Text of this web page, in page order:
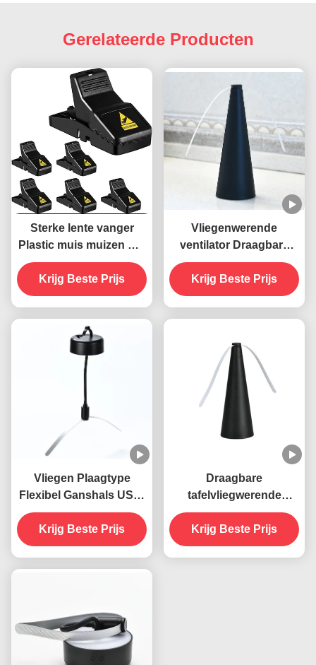
Gerelateerde Producten
Sterke lente vanger
Plastic muis muizen Rat
Snap Trap
Krijg Beste Prijs
Vliegenwerende
ventilator Draagbare
tafel Vliegen
weghouden met zachte
messen ABS PET
Krijg Beste Prijs
Vliegen Plaagtype
Flexibel Ganshals USB-
aangedreven Hangende
Vliegenvallen
Insectenwerende
Krijg Beste Prijs
Draagbare
tafelvliegwerende
ventilator met zachte
messen houdt vliegen
binnen en buiten weg
Krijg Beste Prijs